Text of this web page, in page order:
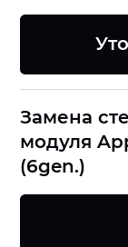
Замена
модуля
(6gen.)